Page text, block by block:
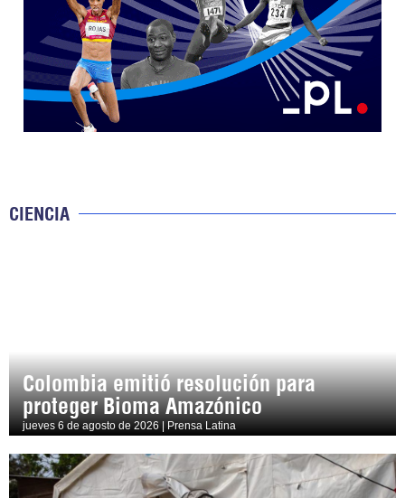
CIENCIA
Colombia emitió resolución para
proteger Bioma Amazónico
jueves 6 de agosto de 2026 | Prensa Latina